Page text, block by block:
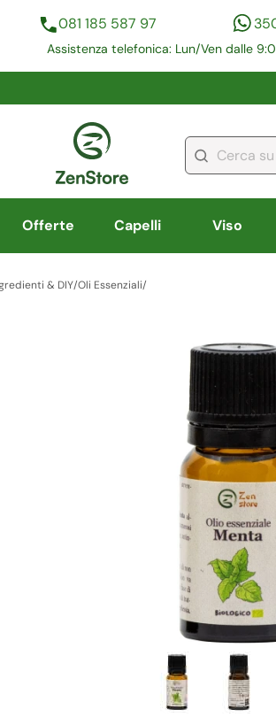
081 185 587 97
Assistenza telefonica: Lun/Ven dalle
Offerte Capelli Viso
& DIY/Oli Essenziali/